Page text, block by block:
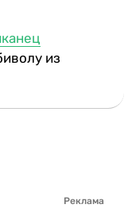
из
Реклама